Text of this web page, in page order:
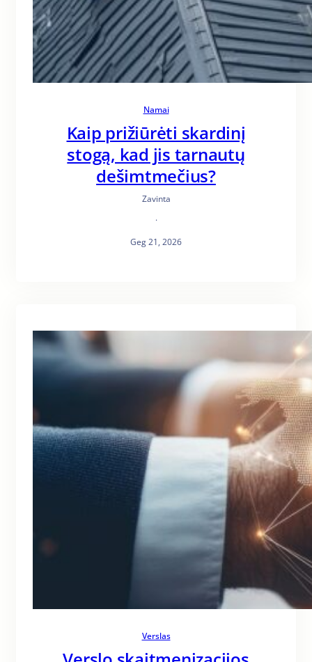
Namai
Kaip prižiūrėti skardinį
stogą, kad jis tarnautų
dešimtmečius?
Zavinta
·
Geg 21, 2026
Verslas